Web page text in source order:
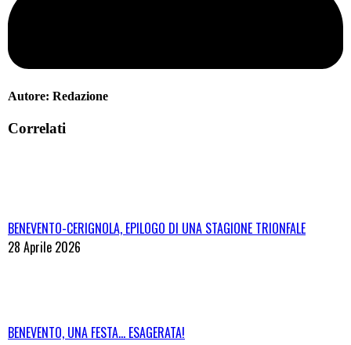
Autore: Redazione
Correlati
BENEVENTO-CERIGNOLA, EPILOGO DI UNA STAGIONE TRIONFALE
28 Aprile 2026
BENEVENTO, UNA FESTA… ESAGERATA!